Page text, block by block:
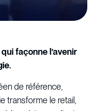
façonne l’avenir
de référence,
transforme le retail,